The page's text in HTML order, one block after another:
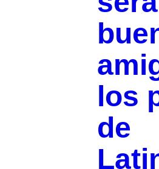
los
de